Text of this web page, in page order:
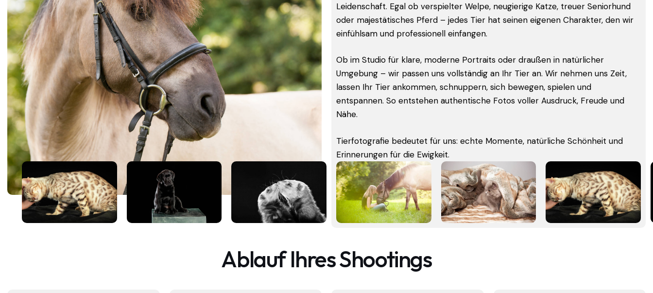
Leidenschaft. Egal ob verspielter Welpe, neugierige Katze, treuer Seniorhund
oder majestätisches Pferd – jedes Tier hat seinen eigenen Charakter, den wir
einfühlsam und professionell einfangen.
Ob im Studio für klare, moderne Portraits oder draußen in natürlicher
Umgebung – wir passen uns vollständig an Ihr Tier an. Wir nehmen uns Zeit,
lassen Ihr Tier ankommen, schnuppern, sich bewegen, spielen und
entspannen. So entstehen authentische Fotos voller Ausdruck, Freude und
Nähe.
Tierfotografie bedeutet für uns: echte Momente, natürliche Schönheit und
Erinnerungen für die Ewigkeit.
Ablauf Ihres Shootings